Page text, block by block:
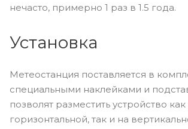
нечасто, примерно 1 раз в 1.5 года.
Установка
Метеостанция поставляется в
специальными наклейками и
позволят разместить устройство как
горизонтальной, так и на